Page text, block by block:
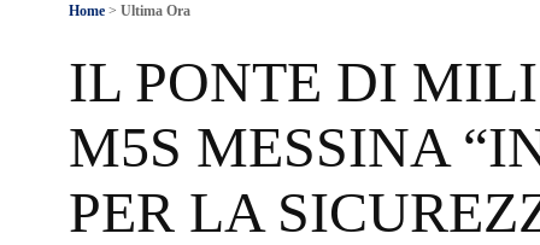
Home > Ultima Ora
IL PONTE DI
M5S MESSINA
PER LA